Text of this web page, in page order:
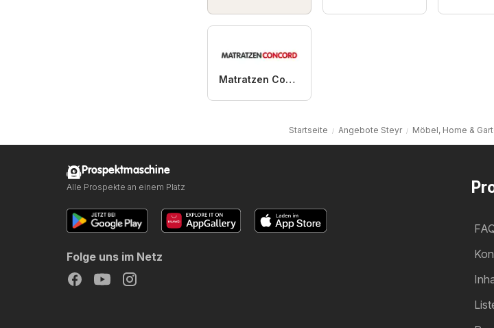
Matratzen Concord
Startseite Angebote Steyr Möbel, Home &
Prospektmaschine
Alle Prospekte an einem Platz
Folge uns im Netz